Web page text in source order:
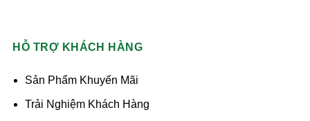
HỖ TRỢ KHÁCH HÀNG
Sản Phẩm Khuyến Mãi
Trải Nghiệm Khách Hàng